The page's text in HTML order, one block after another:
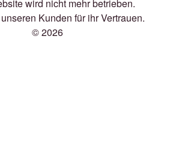
wird nicht mehr betrieben.
Kunden für ihr Vertrauen.
© 2026